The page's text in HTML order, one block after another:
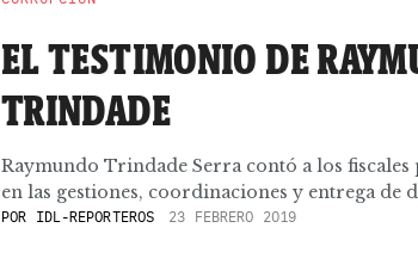
EL TESTIMONIO DE
TRINDADE
Raymundo Trindade Serra contó a los
en las gestiones, coordinaciones y entrega de
POR IDL-REPORTEROS 23 FEBRERO 2019